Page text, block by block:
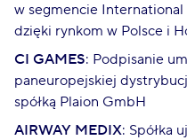
w segmencie International
dzięki rynkom w Polsce i
CI GAMES: Podpisanie
paneuropejskiej
spółką Plaion GmbH
AIRWAY MEDIX: Spółka